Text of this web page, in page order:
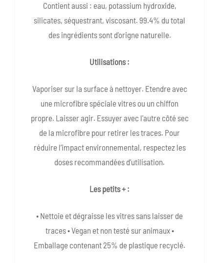
Contient aussi : eau, potassium hydroxide,
silicates, séquestrant, viscosant. 99.4% du total
des ingrédients sont d'origne naturelle.
Utilisations :
Vaporiser sur la surface à nettoyer. Etendre avec
une microfibre spéciale vitres ou un chiffon
propre. Laisser agir. Essuyer avec l'autre côté sec
de la microfibre pour retirer les traces. Pour
réduire l’impact environnemental, respectez les
doses recommandées d’utilisation.
Les petits + :
• Nettoie et dégraisse les vitres sans laisser de
traces • Vegan et non testé sur animaux •
Emballage contenant 25% de plastique recyclé.